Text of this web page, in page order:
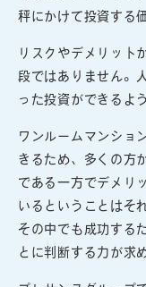
秤にかけて投資する
リスクやデメリット
段ではありません。
った投資ができるよ
ワンルームマンショ
きるため、多くの方
である一方でデメリ
いるということはそ
その中でも成功する
とに判断する力が求